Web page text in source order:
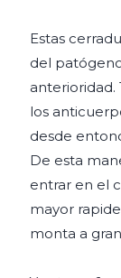
Estas
del
los
desde
De esta
entrar en el
mayor
monta a